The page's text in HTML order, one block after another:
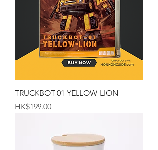
TRUCKBOT-01 YELLOW-LION
価格
HK$199.00